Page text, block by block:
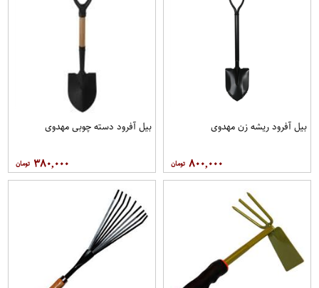
بیل آفرود ریشه زن مهدوی
۸۰۰,۰۰۰
بیل آفرود دسته چوبی مهدوی
۳۸۰,۰۰۰